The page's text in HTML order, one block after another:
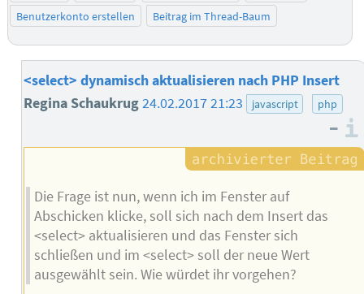
Benutzerkonto erstellen Beitrag im Thread-Baum
<select> dynamisch aktualisieren nach PHP Insert
Regina Schaukrug24.02.2017 21:23 javascript php
–
Die Frage ist nun, wenn ich im Fenster auf
Abschicken klicke, soll sich nach dem Insert das
<select> aktualisieren und das Fenster sich
schließen und im <select> soll der neue Wert
ausgewählt sein. Wie würdet ihr vorgehen?